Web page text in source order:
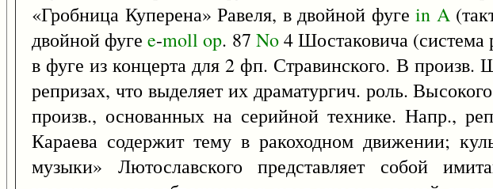
«Гробница Куперена» Равеля, в двойной фугеin A
двойной фугеe-moll op. 87 No4 Шостаковича (система
в фуге из концерта для 2 фп. Стравинского. В произв.
репризах, что выделяет их драматургич. роль.
произв., основанных на серийной технике. Напр.,
Караева содержит тему в ракоходном движении;
музыки» Лютославского представляет собой